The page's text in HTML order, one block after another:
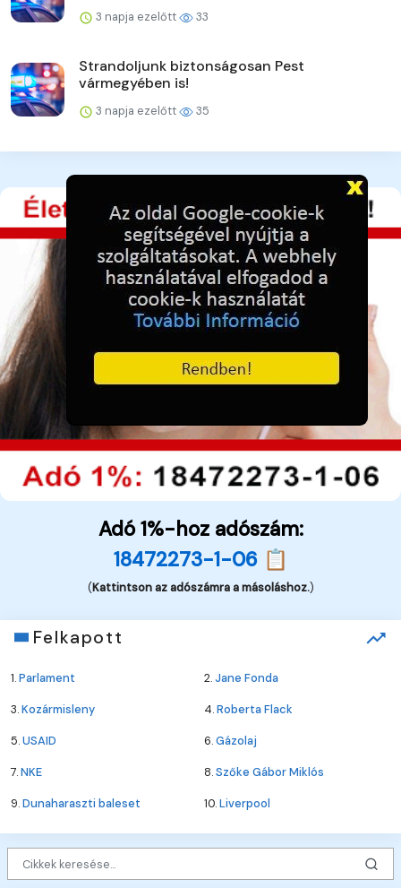
3 napja ezelőtt 33
Strandoljunk biztonságosan Pest
vármegyében is!
3 napja ezelőtt 35
Adó 1%-hoz adószám:
18472273-1-06 📋
(Kattintson az adószámra a másoláshoz.)
Felkapott
1.Parlament 2.Jane Fonda
3.Kozármisleny 4.Roberta Flack
5.USAID 6.Gázolaj
7.NKE 8.Szőke Gábor Miklós
9.Dunaharaszti baleset 10.Liverpool